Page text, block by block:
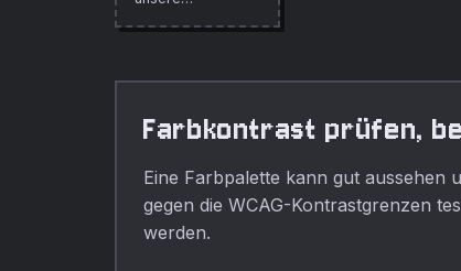
Online-Tools.
Farbkontrast prüfen,
Eine Farbpalette kann gut
gegen die WCAG-Kontrastgrenzen
werden.